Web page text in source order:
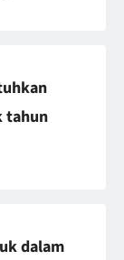
tahun
dalam